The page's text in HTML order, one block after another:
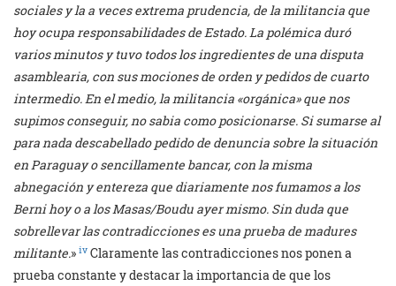
sociales y la a veces extrema prudencia, de la militancia que
hoy ocupa responsabilidades de Estado. La polémica duró
varios minutos y tuvo todos los ingredientes de una disputa
asamblearia, con sus mociones de orden y pedidos de cuarto
intermedio. En el medio, la militancia «orgánica» que nos
supimos conseguir, no sabia como posicionarse. Si sumarse al
para nada descabellado pedido de denuncia sobre la situación
en Paraguay o sencillamente bancar, con la misma
abnegación y entereza que diariamente nos fumamos a los
Berni hoy o a los Masas/Boudu ayer mismo. Sin duda que
sobrellevar las contradicciones es una prueba de madures
militante.» iv Claramente las contradicciones nos ponen a
prueba constante y destacar la importancia de que los